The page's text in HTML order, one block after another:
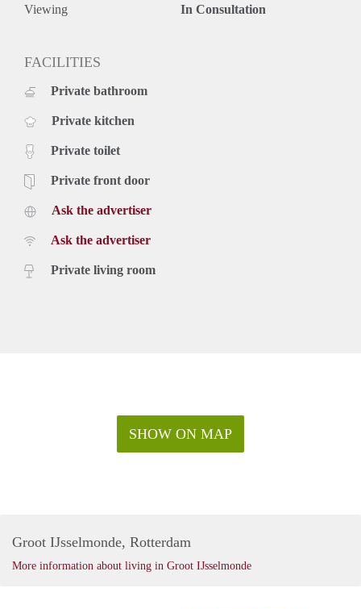
Viewing In Consultation
FACILITIES
Private bathroom
Private kitchen
Private toilet
Private front door
Ask the advertiser
Ask the advertiser
Private living room
SHOW ON MAP
Groot IJsselmonde, Rotterdam
More information about living in Groot IJsselmonde